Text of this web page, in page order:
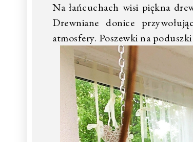
Na łańcuchach wisi piękna
Drewniane donice
atmosfery. Poszewki na